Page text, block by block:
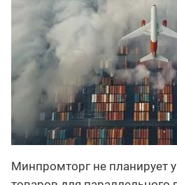
Минпромторг не планирует